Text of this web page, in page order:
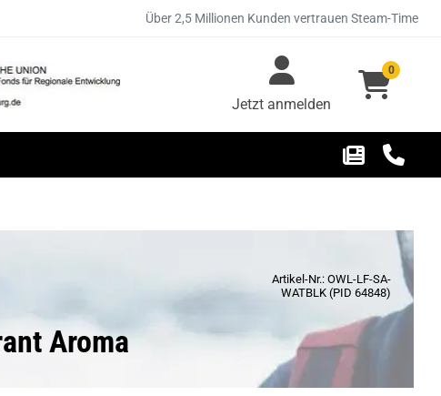
Über 2,5 Millionen Kunden vertrauen Steam-Time
Jetzt anmelden
0
Artikel-Nr.: OWL-LF-SA-
WATBLK (PID 64848)
Aroma